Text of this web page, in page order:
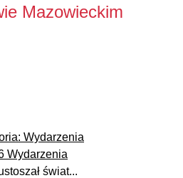
Mazowieckim
Wydarzenia
Wydarzenia
świat...